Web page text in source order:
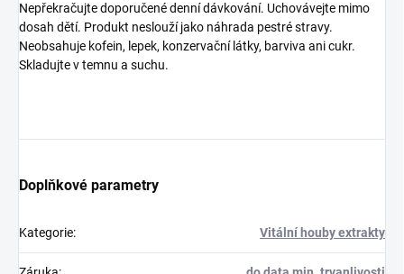
Nepřekračujte doporučené denní dávkování. Uchovávejte mimo
dosah dětí. Produkt neslouží jako náhrada pestré stravy.
Neobsahuje kofein, lepek, konzervační látky, barviva ani cukr.
Skladujte v temnu a suchu.
Doplňkové parametry
Kategorie: Vitální houby extrakty